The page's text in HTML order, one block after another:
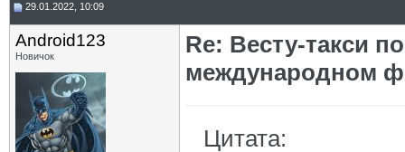
29.01.2022, 10:09
Android123
Новичок
Re: Весту-такси
международном
Цитата: